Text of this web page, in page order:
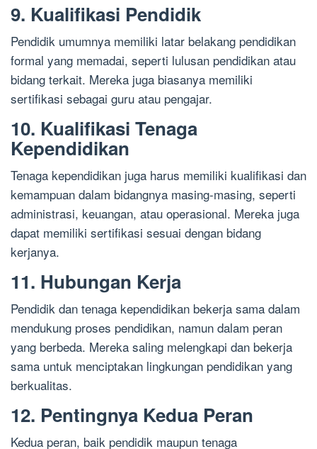
9. Kualifikasi Pendidik
Pendidik umumnya memiliki latar belakang pendidikan
formal yang memadai, seperti lulusan pendidikan atau
bidang terkait. Mereka juga biasanya memiliki
sertifikasi sebagai guru atau pengajar.
10. Kualifikasi Tenaga
Kependidikan
Tenaga kependidikan juga harus memiliki kualifikasi dan
kemampuan dalam bidangnya masing-masing, seperti
administrasi, keuangan, atau operasional. Mereka juga
dapat memiliki sertifikasi sesuai dengan bidang
kerjanya.
11. Hubungan Kerja
Pendidik dan tenaga kependidikan bekerja sama dalam
mendukung proses pendidikan, namun dalam peran
yang berbeda. Mereka saling melengkapi dan bekerja
sama untuk menciptakan lingkungan pendidikan yang
berkualitas.
12. Pentingnya Kedua Peran
Kedua peran, baik pendidik maupun tenaga